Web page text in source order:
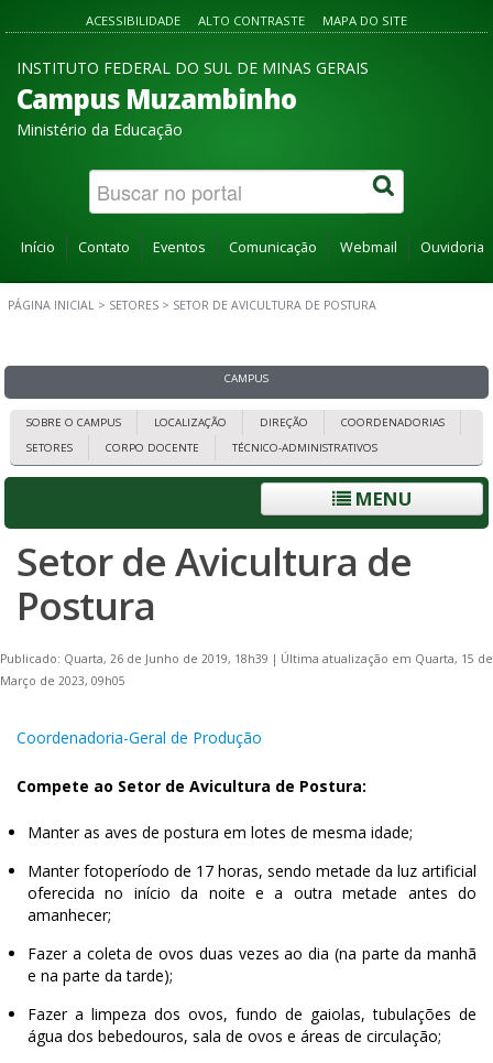
ACESSIBILIDADE ALTO CONTRASTE MAPA DO SITE
INSTITUTO FEDERAL DO SUL DE MINAS GERAIS
Campus Muzambinho
Ministério da Educação
Início Contato Eventos Comunicação Webmail Ouvidoria
PÁGINA INICIAL > SETORES > SETOR DE AVICULTURA DE POSTURA
CAMPUS
SOBRE O CAMPUS LOCALIZAÇÃO DIREÇÃO
COORDENADORIAS
SETORES
CORPO DOCENTE TÉCNICO-ADMINISTRATIVOS
MENU
Setor de Avicultura de
Postura
Publicado: Quarta, 26 de Junho de 2019, 18h39 | Última atualização em Quarta, 15 de
Março de 2023, 09h05
Coordenadoria-Geral de Produção
Compete ao Setor de Avicultura de Postura:
Manter as aves de postura em lotes de mesma idade;
Manter fotoperíodo de 17 horas, sendo metade da luz artificial
oferecida no início da noite e a outra metade antes do
amanhecer;
Fazer a coleta de ovos duas vezes ao dia (na parte da manhã
e na parte da tarde);
Fazer a limpeza dos ovos, fundo de gaiolas, tubulações de
água dos bebedouros, sala de ovos e áreas de circulação;